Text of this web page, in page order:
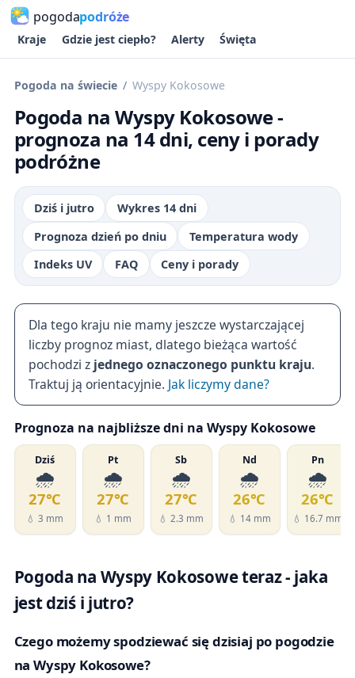
pogodapodróże
Kraje Gdzie jest ciepło? Alerty Święta
Pogoda na świecie Wyspy Kokosowe
Pogoda na Wyspy Kokosowe -
prognoza na 14 dni, ceny i porady
podróżne
Dziś i jutro
Wykres 14 dni
Prognoza dzień po dniu
Temperatura wody
Indeks UV
FAQ Ceny i porady
Dla tego kraju nie mamy jeszcze wystarczającej
liczby prognoz miast, dlatego bieżąca wartość
pochodzi z jednego oznaczonego punktu kraju.
Traktuj ją orientacyjnie. Jak liczymy dane?
Prognoza na najbliższe dni na Wyspy Kokosowe
Dziś
🌧️
27℃
💧 3 mm
Pt
🌧️
27℃
💧 1 mm
Sb
🌧️
27℃
💧 2.3 mm
Nd
🌧️
26℃
💧 14 mm
Pn
🌧️
26℃
💧 16.7 mm
Pogoda na Wyspy Kokosowe teraz - jaka
jest dziś i jutro?
Czego możemy spodziewać się dzisiaj po pogodzie
na Wyspy Kokosowe?